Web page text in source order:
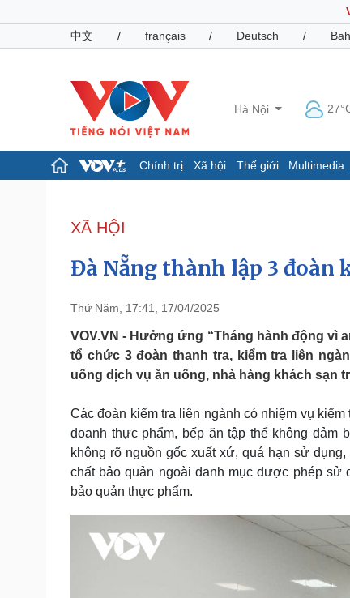
中文
/ français / Deutsch /
Hà Nội
Chính trị Xã hội Thế giới Multimedia
Đảng
Tổ chức nhân sự
Quốc hội
Nhận diện sự thật
Dấu ấn VOV
Pháp luật
Vụ án
Tin nóng
Quân sự - Quốc
Vũ khí
Việt Nam
Sức khỏe
Dinh dưỡng - món ngon
Cây thuốc
Nam khoa
Làm đẹp - giảm cân
Đời sống
Nhà đẹp
XÃ HỘI
Đà Nẵng thành lập 3 đoàn
Thứ Năm, 17:41, 17/04/2025
VOV.VN - Hưởng ứng “Tháng hành động vì
tổ chức 3 đoàn thanh tra, kiểm tra liên
uống dịch vụ ăn uống, nhà hàng khách sạn
Các đoàn kiểm tra liên ngành có nhiệm vụ
doanh thực phẩm, bếp ăn tập thể không đảm
không rõ nguồn gốc xuất xứ, quá hạn sử
chất bảo quản ngoài danh mục được phép
bảo quản thực phẩm.